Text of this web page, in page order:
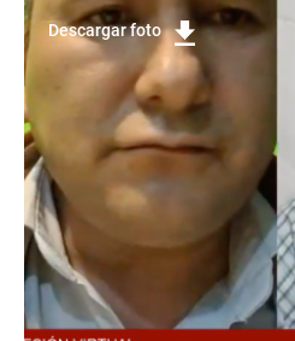
Descargar foto